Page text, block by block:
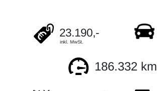
23.190,-
inkl. MwSt.
186.332 km